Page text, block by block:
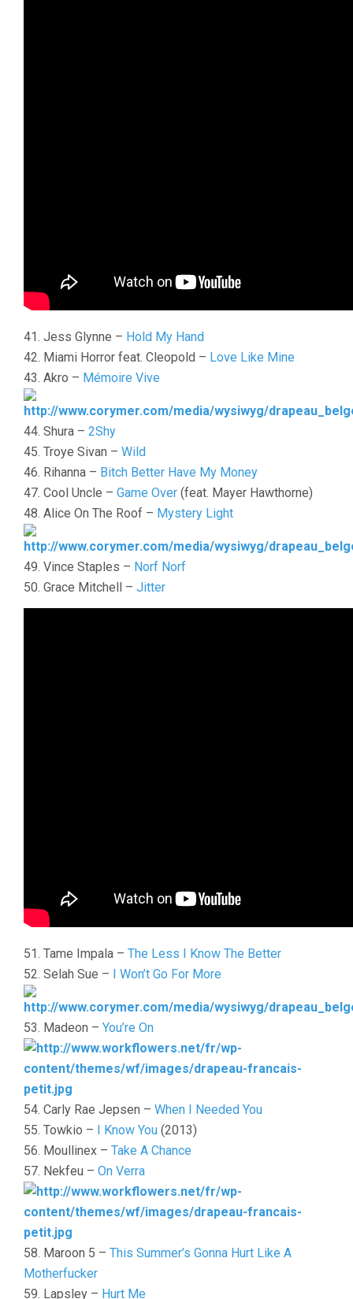
41. Jess Glynne – Hold My Hand
42. Miami Horror feat. Cleopold – Love Like Mine
43. Akro – Mémoire Vive
44. Shura – 2Shy
45. Troye Sivan – Wild
46. Rihanna – Bitch Better Have My Money
47. Cool Uncle – Game Over (feat. Mayer Hawthorne)
48. Alice On The Roof – Mystery Light
49. Vince Staples – Norf Norf
50. Grace Mitchell – Jitter
51. Tame Impala – The Less I Know The Better
52. Selah Sue –
I Won’t Go For More
53. Madeon – You’re On
54. Carly Rae Jepsen – When I Needed You
55. Towkio –
I Know You (2013)
56. Moullinex – Take A Chance
57. Nekfeu – On Verra
58. Maroon 5 – This Summer’s Gonna Hurt Like A
Motherfucker
59. Lapsley – Hurt Me